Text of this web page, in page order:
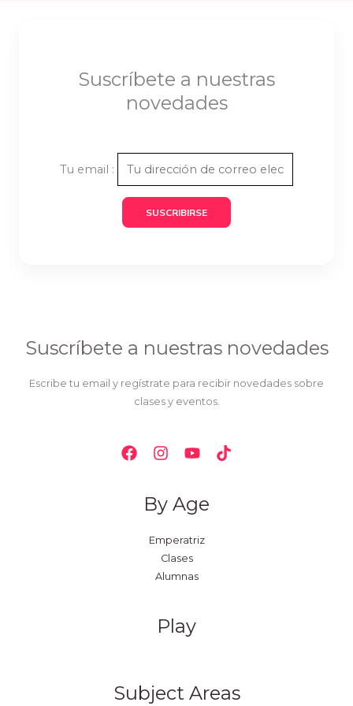
Suscríbete a nuestras
novedades
Tu email :
Suscríbete a nuestras novedades
Escribe tu email y regístrate para recibir novedades sobre
clases y eventos.
By Age
Emperatriz
Clases
Alumnas
Play
Subject Areas